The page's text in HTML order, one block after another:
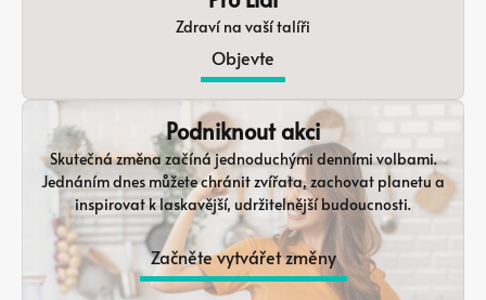
Zdraví na vaší talíři
Objevte
Podniknout akci
Skutečná změna začíná jednoduchými denními volbami.
Jednáním dnes můžete chránit zvířata, zachovat planetu a
inspirovat k laskavější, udržitelnější budoucnosti.
Začněte vytvářet změny